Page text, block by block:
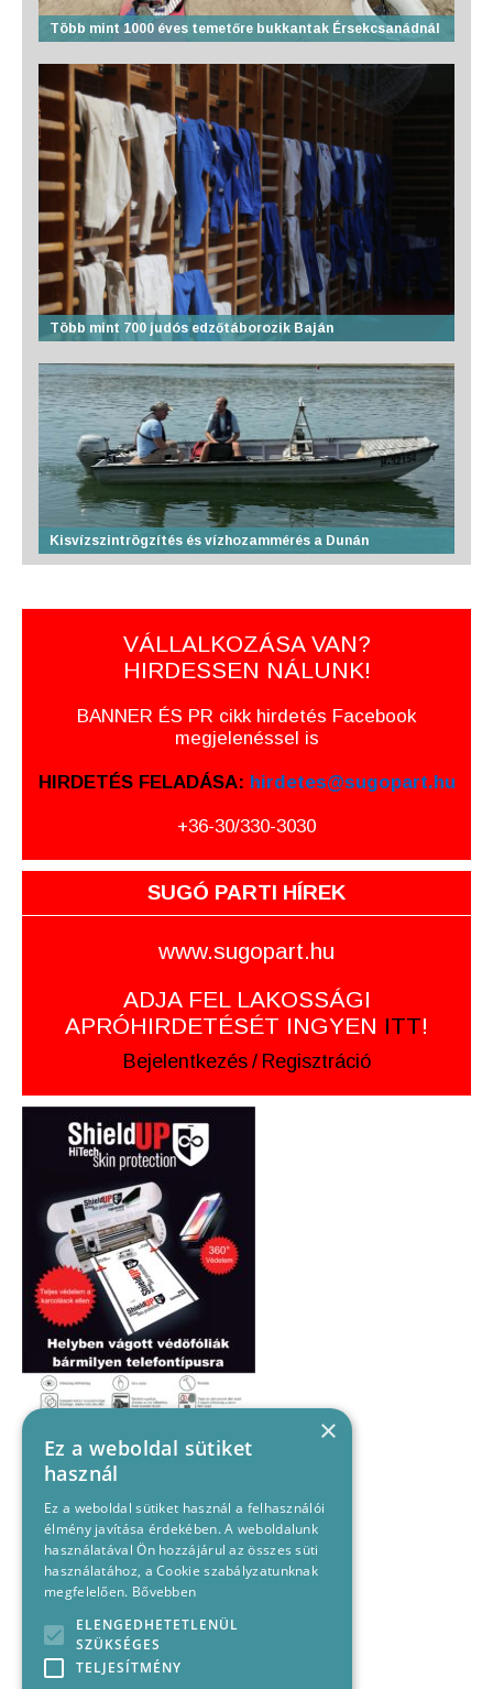
Több mint 1000 éves temetőre bukkantak Érsekcsanádnál
Több mint 700 judós edzőtáborozik Baján
Kisvízszintrögzítés és vízhozammérés a Dunán
VÁLLALKOZÁSA VAN?
HIRDESSEN NÁLUNK!
BANNER ÉS PR cikk hirdetés Facebook
megjelenéssel is
HIRDETÉS FELADÁSA: hirdetes@sugopart.hu
+36-30/330-3030
SUGÓ PARTI HÍREK
www.sugopart.hu
ADJA FEL LAKOSSÁGI
APRÓHIRDETÉSÉT INGYEN ITT!
Bejelentkezés / Regisztráció
×
Ez a weboldal sütiket
használ
Ez a weboldal sütiket használ a felhasználói
élmény javítása érdekében. A weboldalunk
használatával Ön hozzájárul az összes süti
használatához, a Cookie szabályzatunknak
megfelelően. Bővebben
ELENGEDHETETLENÜL
SZÜKSÉGES
TELJESÍTMÉNY